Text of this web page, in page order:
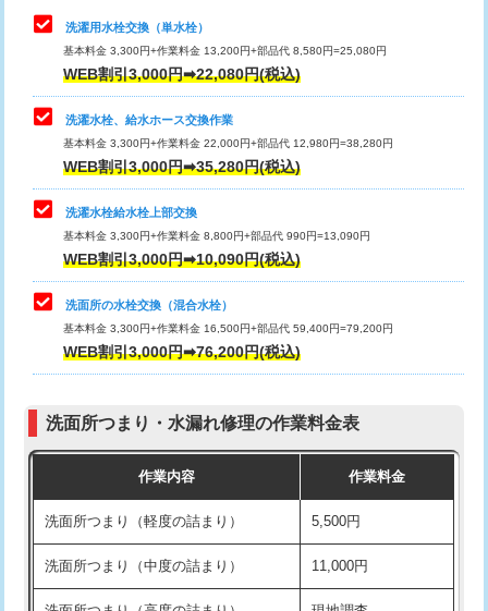
給水管工事※（ライニング鋼管・銅
管・ポリ管・HT管使用/3ｍ超え)
排水管工事（土の掘削・埋め戻し作
業）
排水管工事（排水管工事/3ｍまで） 55,000円
排水管工事（追加 排水管工事/3ｍ超
え）
マス交換（土の掘削・埋め戻し作業）
マス交換（深さ50㎝未満）
マス交換（深さ50㎝以上）
モルタル補修（厚さ10㎝まで） 27,500円
モルタル補修（厚さ10㎝超え） 38,500円
洗面台設置 38,500円
理・調整・分解・加工など（中作業）
止水・漏水調査・防水処理・清掃・修
理・調整・分解・加工など（重作業）
33,000円
キッチンタンク脱着
その他部品の脱着
交換・取付（タンク）
交換・取付(単水栓（壁付・デッキ
式）)
交換・取付(混合水栓（壁付・デッキ
式・ワンホール）)
16,500円+材料費
（P/S/ポップアップ））
交換・取付（その他部品） 11,000円+材料費
持込商品取付（単水栓） 13,200円
持込商品取付（混合水栓） 16,500円
持込商品取付（浄水器・分岐水栓） 16,500円
洗濯用水栓交換（単水栓）
基本料金 3,300円+作業料金 13,200円+部品代 8,580円=25,080円
WEB割引3,000円➡22,080円(税込)
洗濯水栓、給水ホース交換作業
基本料金 3,300円+作業料金 22,000円+部品代 12,980円=38,280円
WEB割引3,000円➡35,280円(税込)
洗濯水栓給水栓上部交換
基本料金 3,300円+作業料金 8,800円+部品代 990円=13,090円
WEB割引3,000円➡10,090円(税込)
洗面所の水栓交換（混合水栓）
基本料金 3,300円+作業料金 16,500円+部品代 59,400円=79,200円
WEB割引3,000円➡76,200円(税込)
洗面所つまり・水漏れ修理の作業料金表
作業内容 作業料金
洗面所つまり（軽度の詰まり） 5,500円
洗面所つまり（中度の詰まり） 11,000円